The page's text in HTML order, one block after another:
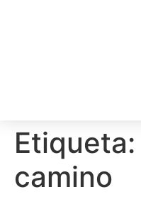
Etiqueta:
camino